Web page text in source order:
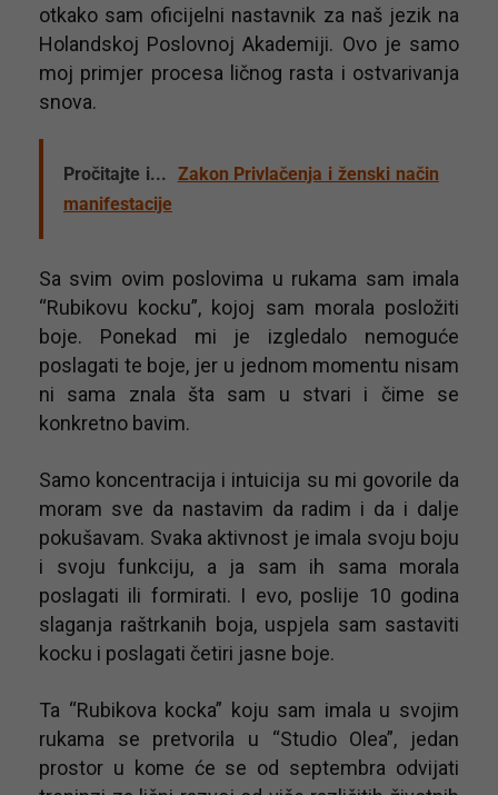
otkako sam oficijelni nastavnik za naš jezik na
Holandskoj Poslovnoj Akademiji. Ovo je samo
moj primjer procesa ličnog rasta i ostvarivanja
snova.
Pročitajte i... Zakon Privlačenja i ženski način
manifestacije
Sa svim ovim poslovima u rukama sam imala
“Rubikovu kocku”, kojoj sam morala posložiti
boje. Ponekad mi je izgledalo nemoguće
poslagati te boje, jer u jednom momentu nisam
ni sama znala šta sam u stvari i čime se
konkretno bavim.
Samo koncentracija i intuicija su mi govorile da
moram sve da nastavim da radim i da i dalje
pokušavam. Svaka aktivnost je imala svoju boju
i svoju funkciju, a ja sam ih sama morala
poslagati ili formirati. I evo, poslije 10 godina
slaganja raštrkanih boja, uspjela sam sastaviti
kocku i poslagati četiri jasne boje.
Ta “Rubikova kocka” koju sam imala u svojim
rukama se pretvorila u “Studio Olea”, jedan
prostor u kome će se od septembra odvijati